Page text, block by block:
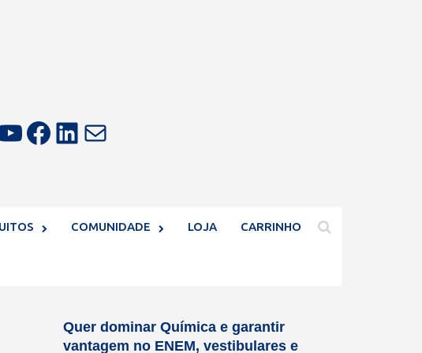
Facebook LinkedIn E-mail
COMUNIDADE LOJA CARRINHO
Quer dominar Química e garantir
vantagem no ENEM, vestibulares e